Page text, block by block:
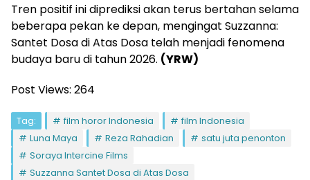
Tren positif ini diprediksi akan terus bertahan selama
beberapa pekan ke depan, mengingat Suzzanna:
Santet Dosa di Atas Dosa telah menjadi fenomena
budaya baru di tahun 2026. (YRW)
Post Views: 264
Tag: film horor Indonesia
film Indonesia
Luna Maya
Reza Rahadian
satu juta penonton
Soraya Intercine Films
Suzzanna Santet Dosa di Atas Dosa